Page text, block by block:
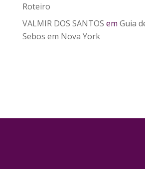
Roteiro
VALMIR DOS SANTOS em Guia
Sebos em Nova York